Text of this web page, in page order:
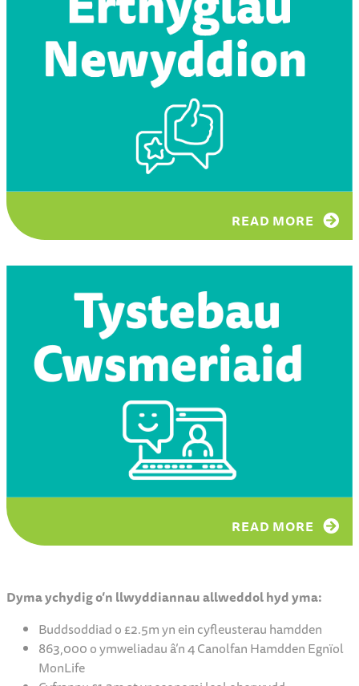
READ MORE
READ MORE
Dyma ychydig o’n llwyddiannau allweddol hyd yma:
Buddsoddiad o £2.5m yn ein cyfleusterau hamdden
863,000 o ymweliadau â’n 4 Canolfan Hamdden Egnïol
MonLife